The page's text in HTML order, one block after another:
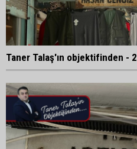
Taner Talaş'ın objektifinden - 2